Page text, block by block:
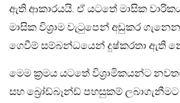
ඇති ආකාරයයි. ඒ යටතේ මාසික
මාසික විශ්‍රාම වැටුපෙන් අඩුකර
ගෙවීම් සම්බන්ධයෙන් දුෂ්කරතා ඇති
මෙම ක්‍රමය යටතේ විශ්‍රාමිකයන්ට
සහ බ්‍රෝඩ්බෑන්ඩ් පහසුකම් ලබාගැනීමට